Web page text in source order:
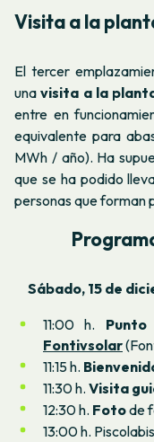
Visita a la
El tercer
unavisita a la
entre en
equivalente para
MWh / año). Ha
que se ha podido
personas que forman
Sábado, 15 de
11:00 h.
Fontivsolar
11:15 h.
11:30 h. Visita
12:30 h. Fotode
13:00 h.